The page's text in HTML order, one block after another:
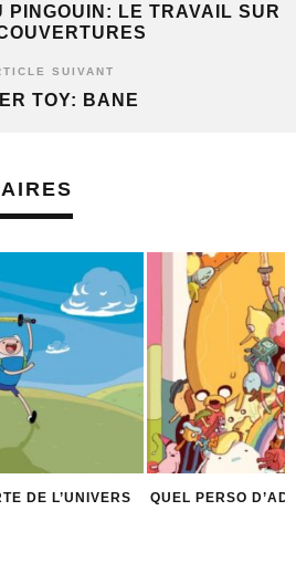
PINGOUIN: LE TRAVAIL SUR
SUIVANT
TOY: BANE
D’ADVENTURE TIME ES-TU ?